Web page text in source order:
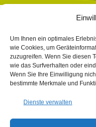
Um Ihnen ein optimales
wie Cookies, um
zuzugreifen. Wenn Sie diesen
wie das Surfverhalten oder
Wenn Sie Ihre Einwilligung
bestimmte Merkmale und
Dienste verwalten
Fotos:Stefan Leitner-
mit Unterstützung von
Europäischen Union
Scheucher, Sattler,